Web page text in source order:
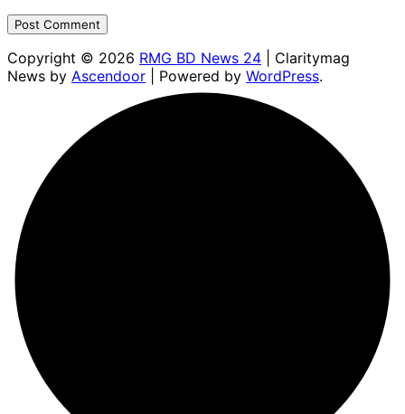
Copyright © 2026 RMG BD News 24 | Claritymag
News by Ascendoor | Powered by WordPress.